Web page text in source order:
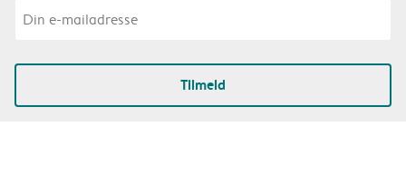
Tilmeld